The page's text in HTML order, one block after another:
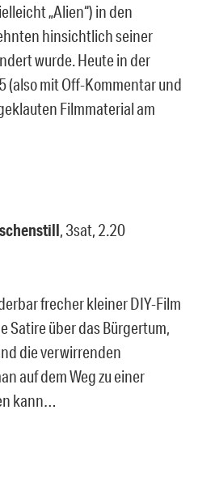
„Alien“) in den
hinsichtlich seiner
wurde. Heute in der
(also mit Off-Kommentar und
Filmmaterial am
, 3sat, 2.20
frecher kleiner DIY-Film
Satire über das Bürgertum,
die verwirrenden
auf dem Weg zu einer
kann…